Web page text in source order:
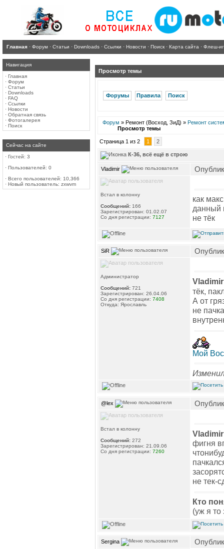
Главная · Форум · Статьи · Downloads · Ссылки · Новости · Поиск · Карта сайта · Флеш-
Навигация
· Главная
· Форум
· Статьи
· Downloads
· FAQ
· Ссылки
· Новости
· Обратная связь
· Фотогалерея
· Поиск
Сейчас на сайте
· Гостей: 3
· Пользователей: 0
· Всего пользователей: 10,366
· Новый пользователь: zxwvm
Просмотр темы
Форумы Правила Поиск
Форум » Ремонт (Восход, ЗиД) » Ремонт
Просмотр темы
Страница 1 из 2 1 2
К-36, всё ещё в строю
Vladimir
Встал в колонну
Сообщений: 166
Зарегистрирован: 01.02.07
Со дня регистрации: 7127
как
данный
не тёк
SiR
Администратор
Сообщений: 721
Зарегистрирован: 26.04.06
Со дня регистрации: 7408
Откуда: Ярославль
Vladimir
тёк,
А от
не
Мой
@lex
Встал в колонну
Сообщений: 272
Зарегистрирован: 21.09.06
Со дня регистрации: 7260
Vladimir
фигня
не тек-
Кто
(уж я то
Sergina